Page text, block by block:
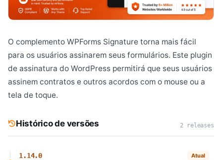
O complemento WPForms Signature torna mais fácil
para os usuários assinarem seus formulários. Este plugin
de assinatura do WordPress permitirá que seus usuários
assinem contratos e outros acordos com o mouse ou a
tela de toque.
Histórico de versões 2 releases
1.14.0 Atual